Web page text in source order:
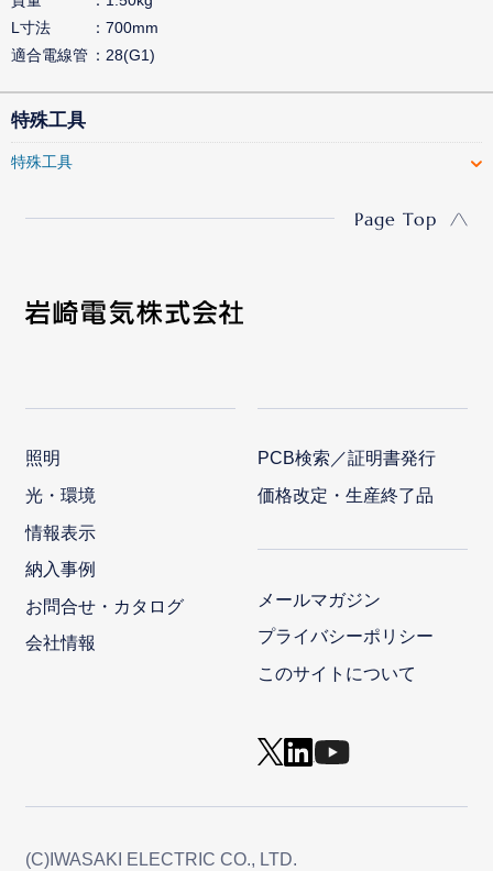
L寸法
700mm
適合電線管
28(G1)
特殊工具
特殊工具
Page Top
照明
光・環境
情報表示
納入事例
お問合せ・カタログ
会社情報
PCB検索／証明書発行
価格改定・生産終了品
メールマガジン
プライバシーポリシー
このサイトについて
(C)IWASAKI ELECTRIC CO., LTD.